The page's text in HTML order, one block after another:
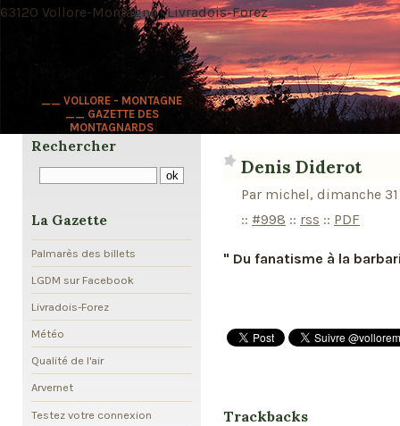
__ VOLLORE - MONTAGNE
__ GAZETTE DES
MONTAGNARDS
63120 Vollore-Montagne · Livradois-Forez
Denis Diderot
Par michel, dimanche
:: #998 :: rss :: PDF
" Du fanatisme à la
Trackbacks
Rechercher
La Gazette
Palmarès des billets
LGDM sur Facebook
Livradois-Forez
Météo
Qualité de l'air
Arvernet
Testez votre connexion